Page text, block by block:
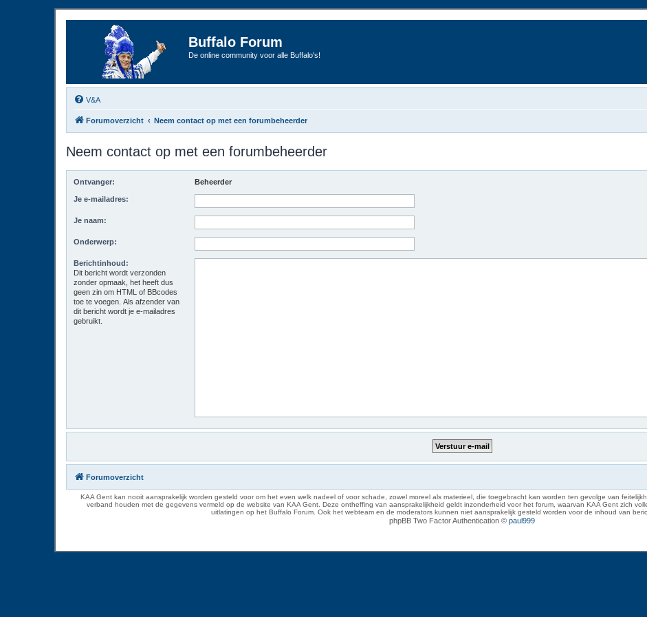
Buffalo Forum
De online community voor alle Buffalo's!
V&A
Forumoverzicht Neem contact op met een forumbeheerder
Neem contact op met een forumbeheerder
Ontvanger: Beheerder
Je e-mailadres:
Je naam:
Onderwerp:
Berichtinhoud:
Dit bericht wordt verzonden
zonder opmaak, het heeft dus
geen zin om HTML of BBcodes
toe te voegen. Als afzender van
dit bericht wordt je e-mailadres
gebruikt.
Forumoverzicht
KAA Gent kan nooit aansprakelijk worden gesteld voor om het even welk nadeel of voor schade, zowel moreel als materieel, die toegebracht kan worden ten gevolge van
verband houden met de gegevens vermeld op de website van KAA Gent. Deze ontheffing van aansprakelijkheid geldt inzonderheid voor het forum, waarvan KAA Gent zich
uitlatingen op het Buffalo Forum. Ook het webteam en de moderators kunnen niet aansprakelijk gesteld worden voor de inhoud van
phpBB Two Factor Authentication © paul999